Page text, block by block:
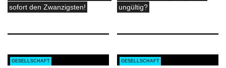
sofort den Zwanzigsten!
ungültig?
GESELLSCHAFT GESELLSCHAFT